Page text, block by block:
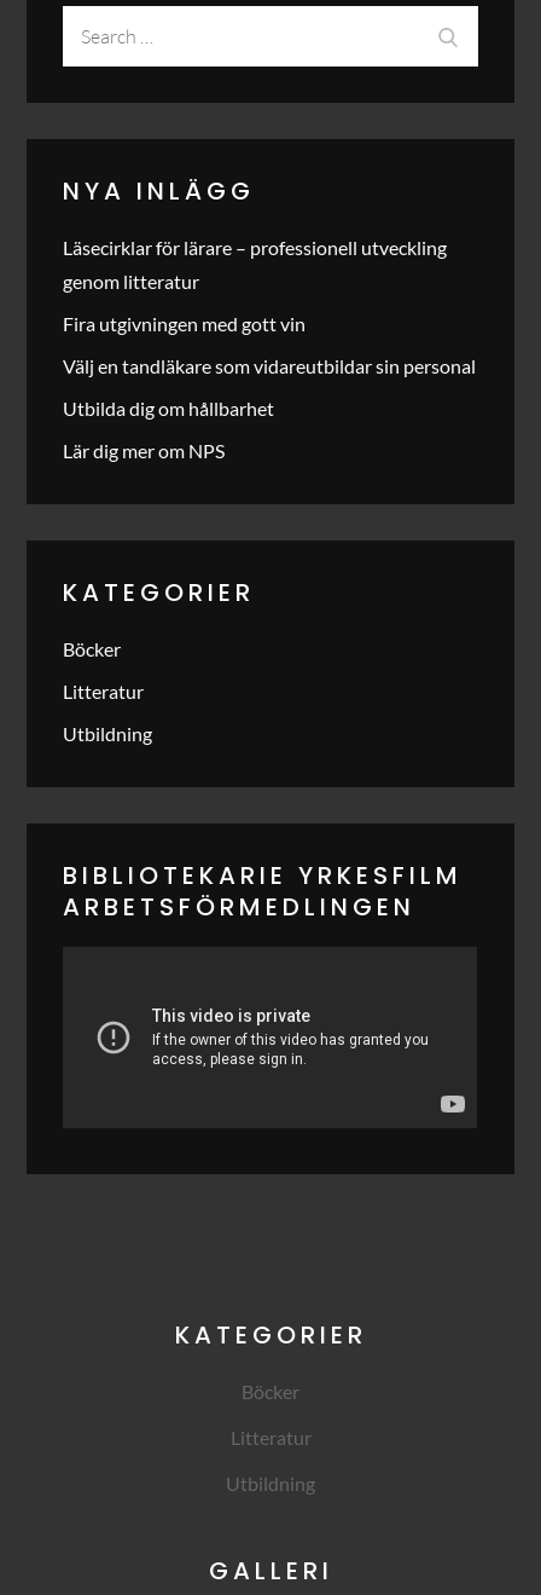
NYA INLÄGG
Läsecirklar för lärare – professionell utveckling
genom litteratur
Fira utgivningen med gott vin
Välj en tandläkare som vidareutbildar sin personal
Utbilda dig om hållbarhet
Lär dig mer om NPS
KATEGORIER
Böcker
Litteratur
Utbildning
BIBLIOTEKARIE YRKESFILM
ARBETSFÖRMEDLINGEN
KATEGORIER
Böcker
Litteratur
Utbildning
GALLERI